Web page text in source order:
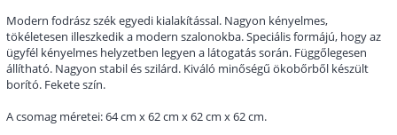
Modern fodrász szék egyedi kialakítással. Nagyon kényelmes,
tökéletesen illeszkedik a modern szalonokba. Speciális formájú, hogy az
ügyfél kényelmes helyzetben legyen a látogatás során. Függőlegesen
állítható. Nagyon stabil és szilárd. Kiváló minőségű ökobőrből készült
borító. Fekete szín.
A csomag méretei: 64 cm x 62 cm x 62 cm x 62 cm.